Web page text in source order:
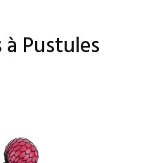
Pustules